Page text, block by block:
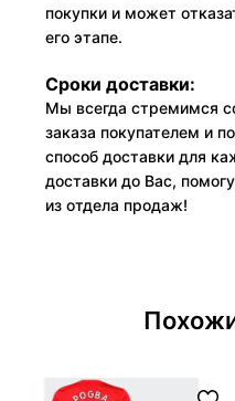
покупки и может
его этапе.
Сроки доставки:
Мы всегда стремимся
заказа покупателем и
способ доставки для
доставки до Вас,
из отдела продаж!